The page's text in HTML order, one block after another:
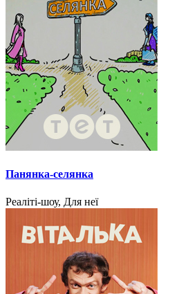
Панянка-селянка
Реаліті-шоу, Для неї